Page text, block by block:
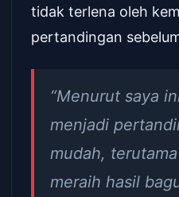
tidak terlena oleh
pertandingan
“Menurut saya
menjadi
mudah,
meraih hasil